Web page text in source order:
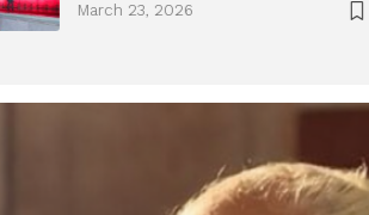
March 23, 2026